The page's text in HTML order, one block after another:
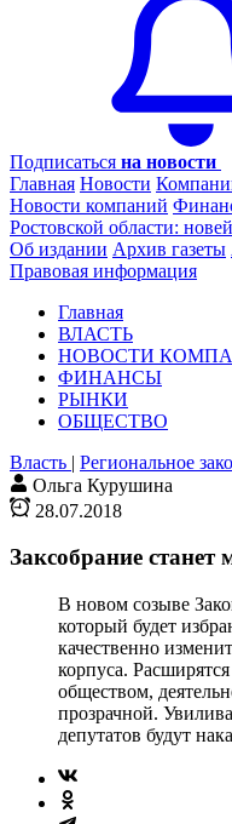
Подписаться на новости
Главная Новости
Новости компаний
Ростовской области:
Об издании Архив газеты
Правовая информация
Главная
ВЛАСТЬ
НОВОСТИ
ФИНАНСЫ
РЫНКИ
ОБЩЕСТВО
Власть | Региональное
Ольга Курушина
28.07.2018
Заксобрание станет
В новом созыве
который будет
качественно
корпуса.
обществом,
прозрачной.
депутатов будут